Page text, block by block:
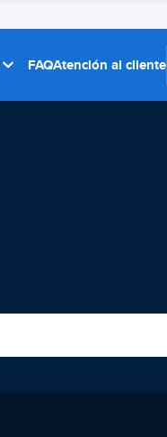
FAQAtención al cliente